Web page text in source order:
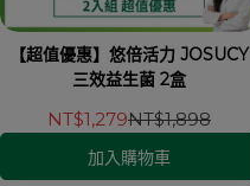
【超值優惠】悠倍活力 JOSUCY
三效益生菌 2盒
NT$1,279NT$1,898
加入購物車